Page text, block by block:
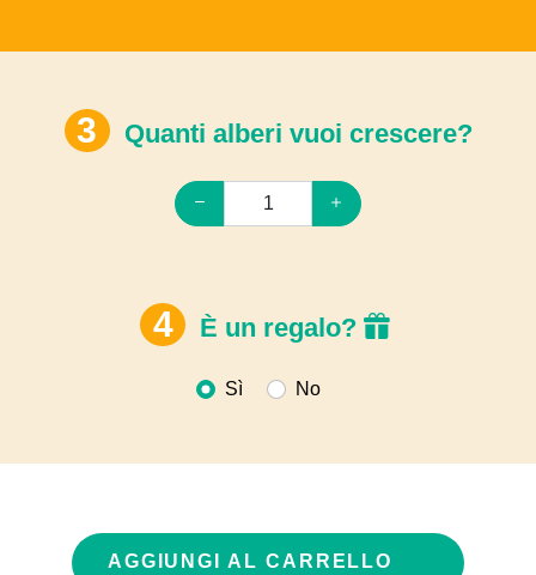
Quanti alberi vuoi crescere?
È un regalo?
Sì No
AGGIUNGI AL CARRELLO